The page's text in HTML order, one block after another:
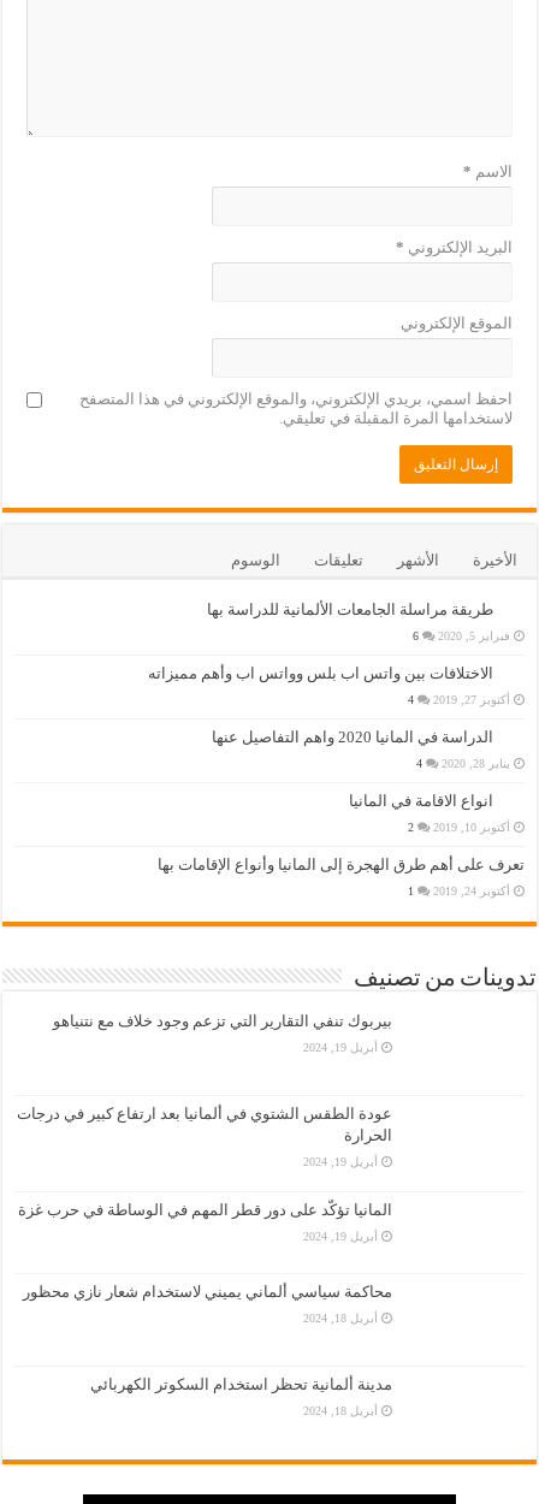
الاسم *
البريد الإلكتروني *
الموقع الإلكتروني
احفظ اسمي، بريدي الإلكتروني، والموقع الإلكتروني في هذا المتصفح
لاستخدامها المرة المقبلة في تعليقي.
الأخيرة الأشهر تعليقات الوسوم
طريقة مراسلة الجامعات الألمانية للدراسة بها
فبراير 5, 2020 6
الاختلافات بين واتس اب بلس وواتس اب وأهم مميزاته
أكتوبر 27, 2019 4
الدراسة في المانيا 2020 واهم التفاصيل عنها
يناير 28, 2020 4
انواع الاقامة في المانيا
أكتوبر 10, 2019 2
تعرف على أهم طرق الهجرة إلى المانيا وأنواع الإقامات بها
أكتوبر 24, 2019 1
تدوينات من تصنيف
بيربوك تنفي التقارير التي تزعم وجود خلاف مع نتنياهو
أبريل 19, 2024
عودة الطقس الشتوي في ألمانيا بعد ارتفاع كبير في درجات
الحرارة
أبريل 19, 2024
المانيا تؤكّد على دور قطر المهم في الوساطة في حرب غزة
أبريل 19, 2024
محاكمة سياسي ألماني يميني لاستخدام شعار نازي محظور
أبريل 18, 2024
مدينة ألمانية تحظر استخدام السكوتر الكهربائي
أبريل 18, 2024